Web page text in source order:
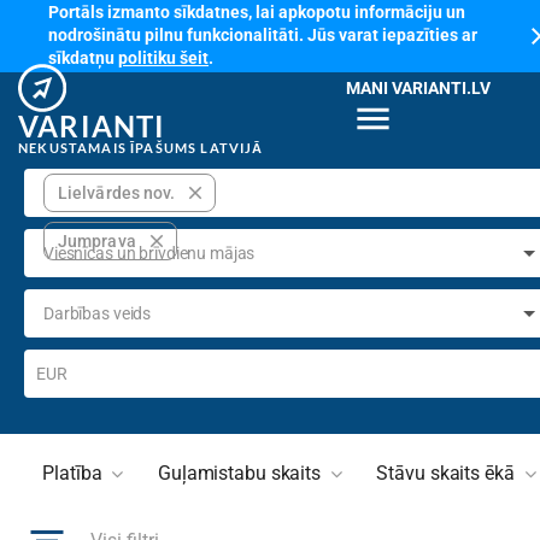
Portāls izmanto sīkdatnes, lai apkopotu informāciju un
nodrošinātu pilnu funkcionalitāti. Jūs varat iepazīties ar
sīkdatņupolitiku šeit.
VARIANTI
NEKUSTAMAIS ĪPAŠUMS LATVIJĀ
MANI VARIANTI.LV
menu
Lielvārdes nov. close
Jumprava close
Viesnīcas un brīvdienu mājas
Darbības veids
EUR
Platība Guļamistabu skaits Stāvu skaits ēkā